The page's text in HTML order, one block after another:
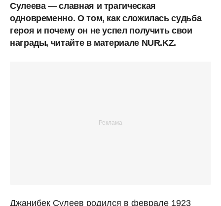
Сулеева — славная и трагическая
одновременно. О том, как сложилась судьба
героя и почему он не успел получить свои
награды, читайте в материале NUR.KZ.
Джанибек Сулеев родился в феврале 1923